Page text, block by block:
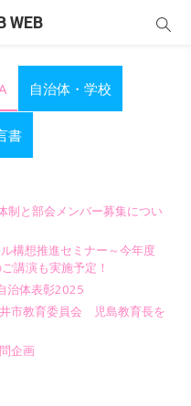
WEB
自治体・学校
書
制と部会メンバー募集につい
構想推進セミナー～今年度
講演も実施予定！
治体表彰2025
市教育委員会 児島教育長を
企画